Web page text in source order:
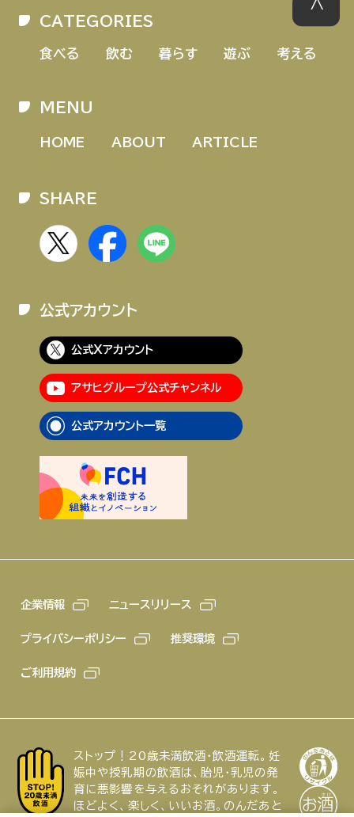
CATEGORIES
食べる 飲む 暮らす 遊ぶ 考える
MENU
HOME ABOUT ARTICLE
SHARE
公式アカウント
公式Xアカウント
アサヒグループ公式チャンネル
公式アカウント一覧
企業情報 ニュースリリース
プライバシーポリシー 推奨環境
ご利用規約
ストップ！20歳未満飲酒・飲酒運転。妊
娠中や授乳期の飲酒は、胎児・乳児の発
育に悪影響を与えるおそれがあります。
ほどよく、楽しく、いいお酒。のんだあと